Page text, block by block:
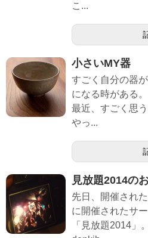
こ...
小さいMY器
すごく自分の器
になる時がある
最近、すごく思
やっ...
見放題2014の
先日、開催され
に開催されたサ
「見放題2014」